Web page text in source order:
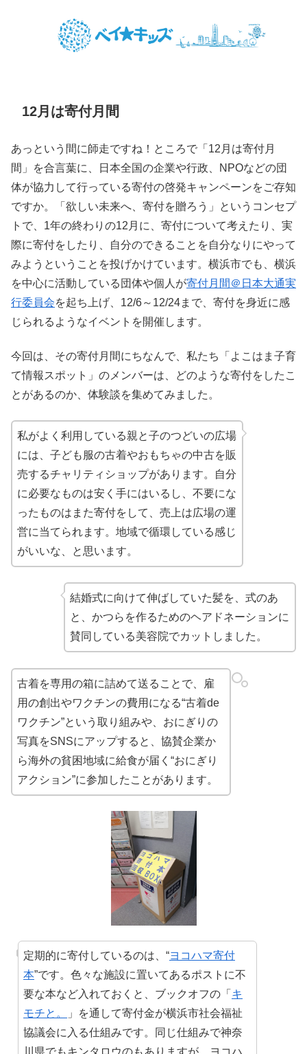
12月は寄付月間
あっという間に師走ですね！ところで「12月は寄付月
間」を合言葉に、日本全国の企業や行政、NPOなどの団
体が協力して行っている寄付の啓発キャンペーンをご存知
ですか。「欲しい未来へ、寄付を贈ろう」というコンセプ
トで、1年の終わりの12月に、寄付について考えたり、実
際に寄付をしたり、自分のできることを自分なりにやって
みようということを投げかけています。横浜市でも、横浜
を中心に活動している団体や個人が寄付月間＠日本大通実
行委員会を起ち上げ、12/6～12/24まで、寄付を身近に感
じられるようなイベントを開催します。
今回は、その寄付月間にちなんで、私たち「よこはま子育
て情報スポット」のメンバーは、どのような寄付をしたこ
とがあるのか、体験談を集めてみました。
私がよく利用している親と子のつどいの広場
には、子ども服の古着やおもちゃの中古を販
売するチャリティショップがあります。自分
に必要なものは安く手にはいるし、不要にな
ったものはまた寄付をして、売上は広場の運
営に当てられます。地域で循環している感じ
がいいな、と思います。
結婚式に向けて伸ばしていた髪を、式のあ
と、かつらを作るためのヘアドネーションに
賛同している美容院でカットしました。
古着を専用の箱に詰めて送ることで、雇
用の創出やワクチンの費用になる“古着de
ワクチン”という取り組みや、おにぎりの
写真をSNSにアップすると、協賛企業か
ら海外の貧困地域に給食が届く“おにぎり
アクション”に参加したことがあります。
定期的に寄付しているのは、“ヨコハマ寄付
本”です。色々な施設に置いてあるポストに不
要な本など入れておくと、ブックオフの「 キ
モチと。
」を通して寄付金が横浜市社会福祉
協議会に入る仕組みです。同じ仕組みで神奈
川県でもキンタロウのもありますが、ヨコハ